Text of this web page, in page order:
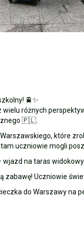
🚆✨
różnych
🇵🇱.
które
uczniowie mogli
na taras
zabawę! Uczniowie
do Warszawy na